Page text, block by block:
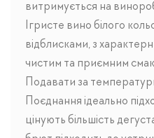
витримується на
Ігристе вино білого
відблисками, з
чистим та приємним
Подавати за
Поєднання ідеально
цінують більшість